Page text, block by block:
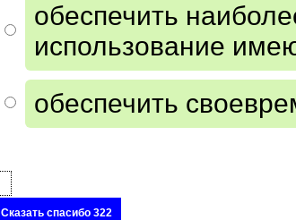
обеспечить
использование
обеспечить
Сказать спасибо 322